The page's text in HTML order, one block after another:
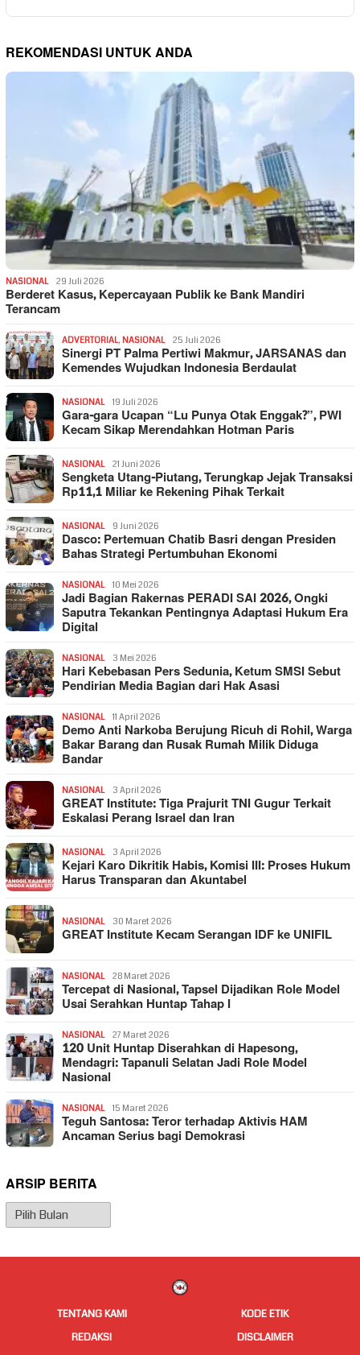
REKOMENDASI UNTUK ANDA
NASIONAL 29 Juli 2026
Berderet Kasus, Kepercayaan Publik ke Bank Mandiri
Terancam
ADVERTORIAL, NASIONAL 25 Juli 2026
Sinergi PT Palma Pertiwi Makmur, JARSANAS dan
Kemendes Wujudkan Indonesia Berdaulat
NASIONAL 19 Juli 2026
Gara-gara Ucapan “Lu Punya Otak Enggak?”, PWI
Kecam Sikap Merendahkan Hotman Paris
NASIONAL 21 Juni 2026
Sengketa Utang-Piutang, Terungkap Jejak Transaksi
Rp11,1 Miliar ke Rekening Pihak Terkait
NASIONAL 9 Juni 2026
Dasco: Pertemuan Chatib Basri dengan Presiden
Bahas Strategi Pertumbuhan Ekonomi
NASIONAL 10 Mei 2026
Jadi Bagian Rakernas PERADI SAI 2026, Ongki
Saputra Tekankan Pentingnya Adaptasi Hukum Era
Digital
NASIONAL 3 Mei 2026
Hari Kebebasan Pers Sedunia, Ketum SMSI Sebut
Pendirian Media Bagian dari Hak Asasi
NASIONAL 11 April 2026
Demo Anti Narkoba Berujung Ricuh di Rohil, Warga
Bakar Barang dan Rusak Rumah Milik Diduga
Bandar
NASIONAL 3 April 2026
GREAT Institute: Tiga Prajurit TNI Gugur Terkait
Eskalasi Perang Israel dan Iran
NASIONAL 3 April 2026
Kejari Karo Dikritik Habis, Komisi III: Proses Hukum
Harus Transparan dan Akuntabel
NASIONAL 30 Maret 2026
GREAT Institute Kecam Serangan IDF ke UNIFIL
NASIONAL 28 Maret 2026
Tercepat di Nasional, Tapsel Dijadikan Role Model
Usai Serahkan Huntap Tahap I
NASIONAL 27 Maret 2026
120 Unit Huntap Diserahkan di Hapesong,
Mendagri: Tapanuli Selatan Jadi Role Model
Nasional
NASIONAL 15 Maret 2026
Teguh Santosa: Teror terhadap Aktivis HAM
Ancaman Serius bagi Demokrasi
ARSIP BERITA
Arsip
Berita
TENTANG KAMI
KODE ETIK
REDAKSI
DISCLAIMER